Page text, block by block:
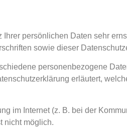
persönlichen Daten sehr
sowie dieser
personenbezogene
erläutert,
im Internet (z. B. bei der
nicht möglich.